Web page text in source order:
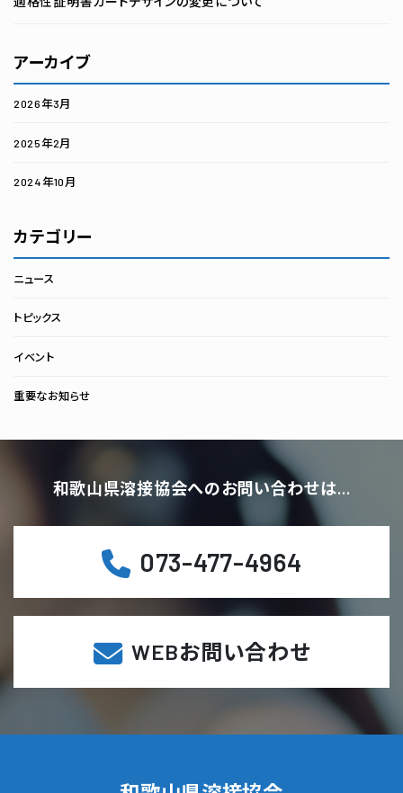
アーカイブ
2026年3月
2025年2月
2024年10月
カテゴリー
ニュース
トピックス
イベント
重要なお知らせ
和歌山県溶接協会へのお問い合わせは…
073-477-4964
WEBお問い合わせ